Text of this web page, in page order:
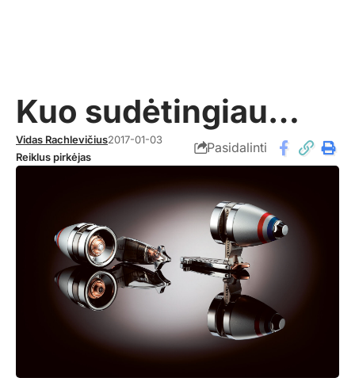
Kuo sudėtingiau…
Vidas Rachlevičius2017-01-03
Reiklus pirkėjas
Pasidalinti